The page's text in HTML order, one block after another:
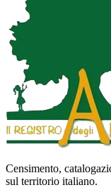
Censimento,
sul territorio italiano.